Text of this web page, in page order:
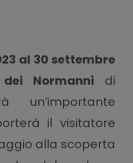
al 30 settembre
Normanni di
un’importante
il visitatore
alla scoperta